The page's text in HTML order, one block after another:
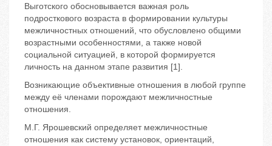
Выготского обосновывается важная роль
подросткового возраста в формировании культуры
межличностных отношений, что обусловлено общими
возрастными особенностями, а также новой
социальной ситуацией, в которой формируется
личность на данном этапе развития [1].
Возникающие объективные отношения в любой группе
между её членами порождают межличностные
отношения.
М.Г. Ярошевский определяет межличностные
отношения как систему установок, ориентаций,